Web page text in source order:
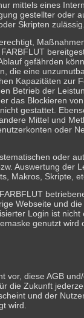
mittels eines
gestellter oder
Skripten
gefährden
die eine
Kapazitäten zur
Betrieb der
das Blockieren
gestattet.
Mittel und
oder
oder
Auswertung der
Makros, Skripte,
Webseite und
Login ist
genutzt wird
vor, diese AGB
die Zukunft
und der
wird.